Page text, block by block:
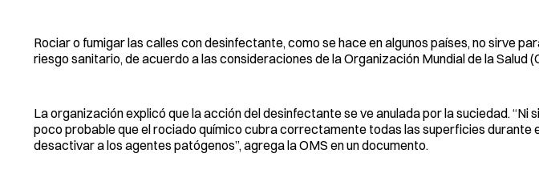
Rociar o fumigar las calles con desinfectante, como se hace en algunos países, no sirve
riesgo sanitario, de acuerdo a las consideraciones de la Organización Mundial de la Salud
La organización explicó que la acción del desinfectante se ve anulada por la suciedad. “Ni
poco probable que el rociado químico cubra correctamente todas las superficies
desactivar a los agentes patógenos”, agrega la OMS en un documento.